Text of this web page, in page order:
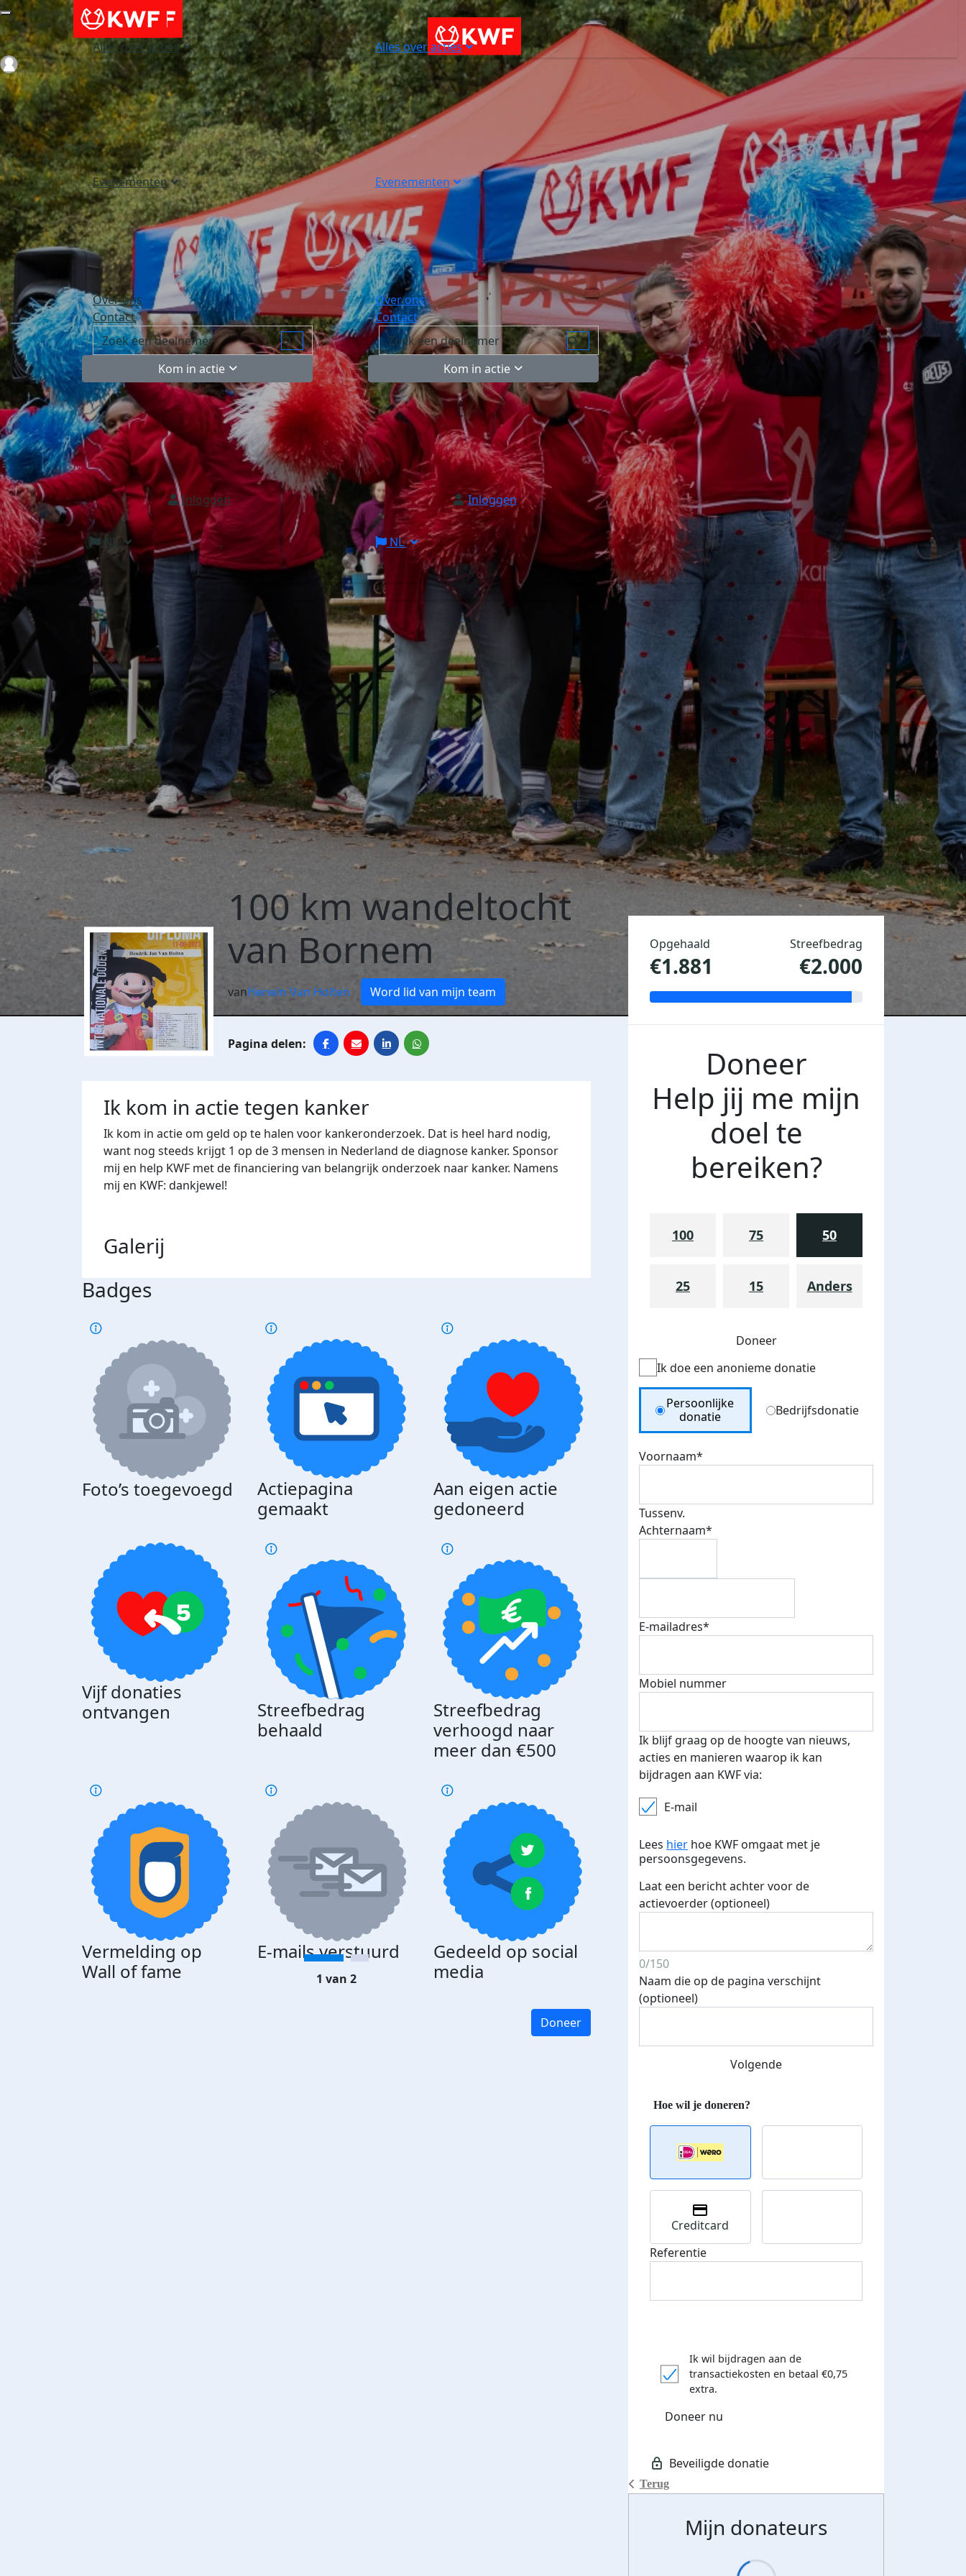
Alles over acties
Evenementen
Over ons
Contact
Kom in actie
Inloggen
NL
Alles over acties
Evenementen
Over ons
Contact
Kom in actie
Inloggen
NL
Login
100 km wandeltocht
van Bornem
vanHerwin Van Holten Word lid van mijn team
Ik kom in actie tegen kanker
Ik kom in actie om geld op te halen voor kankeronderzoek. Dat is heel hard nodig,
want nog steeds krijgt 1 op de 3 mensen in Nederland de diagnose kanker. Sponsor
mij en help KWF met de financiering van belangrijk onderzoek naar kanker. Namens
mij en KWF: dankjewel!
Galerij
Badges
Foto’s toegevoegd
Actiepagina
gemaakt
Aan eigen actie
gedoneerd
Vijf donaties
ontvangen
Streefbedrag
behaald
Streefbedrag
verhoogd naar
meer dan €500
Vermelding op
Wall of fame
E-mails verstuurd
Gedeeld op social
media
bedankt
1 van 2
Doneer
Opgehaald
€1.881
Streefbedrag
€2.000
Doneer
Help jij me mijn
doel te
bereiken?
100 75 50
25 15 Anders
Doneer
Ik doe een anonieme donatie
Donation Type
Persoonlijke
donatie
Bedrijfsdonatie
Voornaam*
Tussenv.
Achternaam*
E-mailadres*
Mobiel nummer
Ik blijf graag op de hoogte van nieuws,
acties en manieren waarop ik kan
bijdragen aan KWF via:
E-mail
Lees hier hoe KWF omgaat met je
persoonsgegevens.
Laat een bericht achter voor de
actievoerder (optioneel)
0/150
Naam die op de pagina verschijnt
(optioneel)
Volgende
Terug
Creditcard
Referentie
Ik wil bijdragen aan de
transactiekosten en betaal €0,75
extra.
Doneer nu
Mijn donateurs